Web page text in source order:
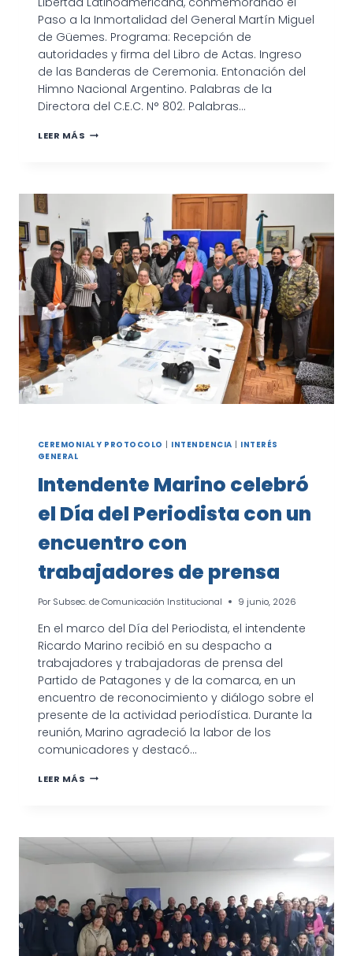
Paso a la Inmortalidad del General Martín Miguel
de Güemes. Programa: Recepción de
autoridades y firma del Libro de Actas. Ingreso
de las Banderas de Ceremonia. Entonación del
Himno Nacional Argentino. Palabras de la
Directora del C.E.C. N° 802. Palabras…
LEER MÁS ACTO
LA
LIBERTAD
LATINOAMERICANA
EN
HOMENAJE
AL
GENERAL
GÜEMES
CEREMONIAL Y PROTOCOLO | INTENDENCIA | INTERÉS
GENERAL
Intendente Marino celebró
el Día del Periodista con un
encuentro con
trabajadores de prensa
Por Subsec. de Comunicación Institucional 9 junio, 2026
En el marco del Día del Periodista, el intendente
Ricardo Marino recibió en su despacho a
trabajadores y trabajadoras de prensa del
Partido de Patagones y de la comarca, en un
encuentro de reconocimiento y diálogo sobre el
presente de la actividad periodística. Durante la
reunión, Marino agradeció la labor de los
comunicadores y destacó…
LEER MÁS INTENDENTE
PERIODISTA
CON
ENCUENTRO
CON
TRABAJADORES
DE
PRENSA